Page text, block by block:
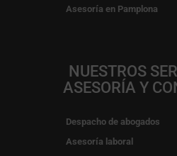
Asesoría en Pamplona
NUESTROS
ASESORÍA Y
Despacho de abogados
Asesoría laboral